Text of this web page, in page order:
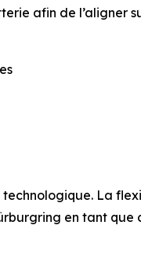
afin de l’aligner
La
en tant que